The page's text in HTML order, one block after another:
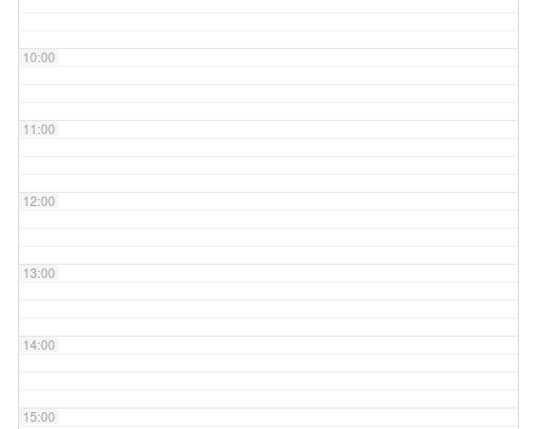
10:00
11:00
12:00
13:00
14:00
15:00